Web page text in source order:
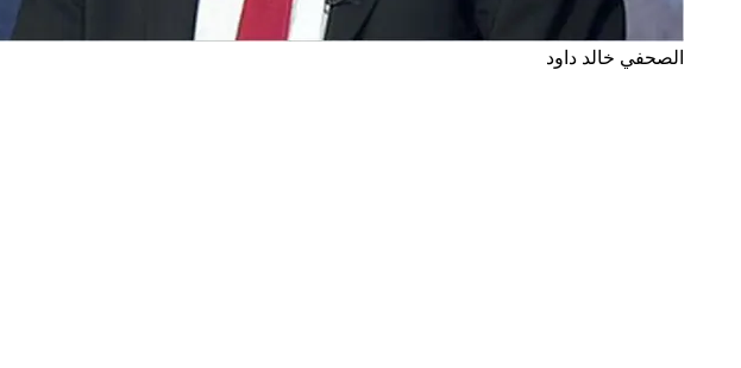
الصحفي خالد داود